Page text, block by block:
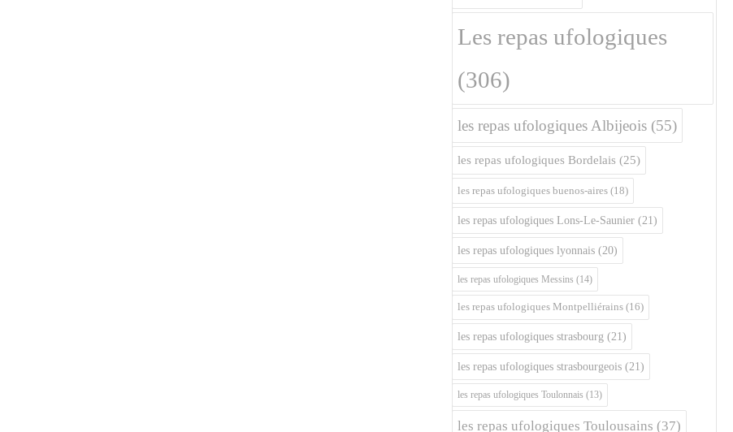
Les repas ufologiques
(306)
les repas ufologiques Albijeois (55)
les repas ufologiques Bordelais (25)
les repas ufologiques buenos-aires (18)
les repas ufologiques Lons-Le-Saunier (21)
les repas ufologiques lyonnais (20)
les repas ufologiques Messins (14)
les repas ufologiques Montpelliérains (16)
les repas ufologiques strasbourg (21)
les repas ufologiques strasbourgeois (21)
les repas ufologiques Toulonnais (13)
les repas ufologiques Toulousains (37)